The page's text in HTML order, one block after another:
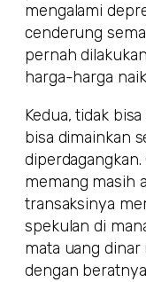
mengalami
cenderung
pernah
harga-harga
Kedua, tidak
bisa dimainkan
memang masih
transaksinya
spekulan di
mata uang
dengan